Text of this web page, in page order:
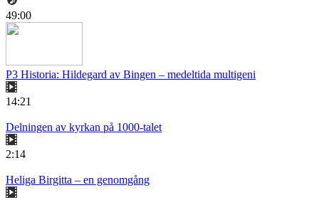
49:00
P3 Historia: Hildegard av Bingen – medeltida multigeni
14:21
Delningen av kyrkan på 1000-talet
2:14
Heliga Birgitta – en genomgång